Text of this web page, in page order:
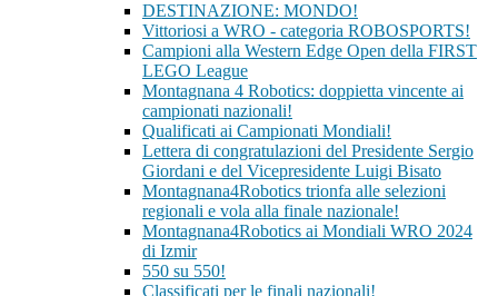
DESTINAZIONE: MONDO!
Vittoriosi a WRO - categoria ROBOSPORTS!
Campioni alla Western Edge Open della FIRST
LEGO League
Montagnana 4 Robotics: doppietta vincente ai
campionati nazionali!
Qualificati ai Campionati Mondiali!
Lettera di congratulazioni del Presidente Sergio
Giordani e del Vicepresidente Luigi Bisato
Montagnana4Robotics trionfa alle selezioni
regionali e vola alla finale nazionale!
Montagnana4Robotics ai Mondiali WRO 2024
di Izmir
550 su 550!
Classificati per le finali nazionali!